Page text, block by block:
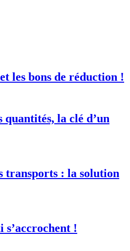
les bons de réduction !
la clé d’un
transports : la solution
s’accrochent !